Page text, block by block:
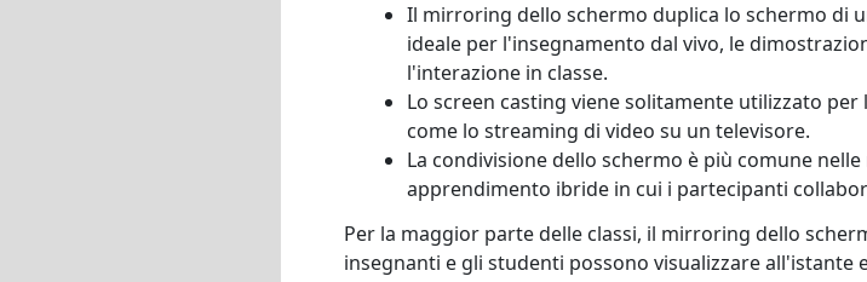
Il mirroring dello schermo duplica lo schermo di
ideale per l'insegnamento dal vivo, le
l'interazione in classe.
Lo screen casting viene solitamente utilizzato
come lo streaming di video su un televisore.
La condivisione dello schermo è più comune
apprendimento ibride in cui i partecipanti
Per la maggior parte delle classi, il mirroring dello
insegnanti e gli studenti possono visualizzare all'istante